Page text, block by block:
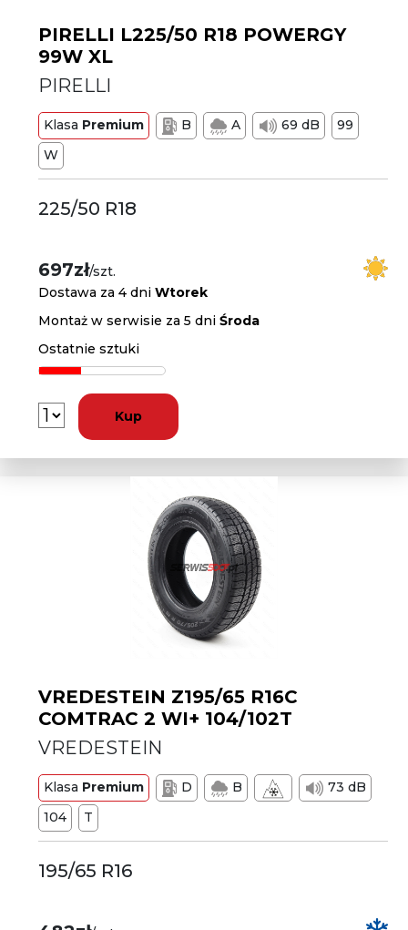
PIRELLI L225/50 R18 POWERGY
99W XL
PIRELLI
Klasa Premium B A 69 dB
99
W
225/50 R18
697zł/szt.
Dostawa za 4 dniWtorek
Montaż w serwisie za 5 dniŚroda
Ostatnie sztuki
Kup
VREDESTEIN Z195/65 R16C
COMTRAC 2 WI+ 104/102T
VREDESTEIN
Klasa Premium D B
73 dB
104
T
195/65 R16